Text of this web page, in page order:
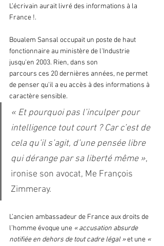
L’écrivain aurait livré des informations à la
France !.
Boualem Sansal occupait un poste de haut
fonctionnaire au ministère de l'Industrie
jusqu'en 2003. Rien, dans son
parcours ces 20 dernières années, ne permet
de penser qu'il a eu accès à des informations à
caractère sensible.
« Et pourquoi pas l’inculper pour
intelligence tout court ? Car c’est de
cela qu’il s’agit, d’une pensée libre
qui dérange par sa liberté même »,
ironise son avocat, Me François
Zimmeray.
L’ancien ambassadeur de France aux droits de
l’homme évoque une « accusation absurde
notifiée en dehors de tout cadre légal » et une «